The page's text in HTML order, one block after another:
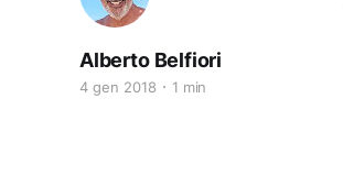
Alberto Belfiori
4 gen 2018 1 min